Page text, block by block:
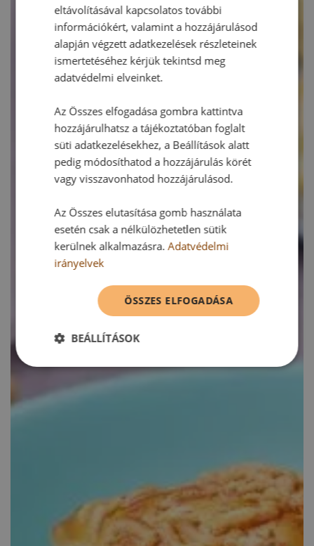
eltávolításával kapcsolatos további
információkért, valamint a hozzájárulásod
alapján végzett adatkezelések részleteinek
ismertetéséhez kérjük tekintsd meg
adatvédelmi elveinket.
Az Összes elfogadása gombra kattintva
hozzájárulhatsz a tájékoztatóban foglalt
süti adatkezelésekhez, a Beállítások alatt
pedig módosíthatod a hozzájárulás körét
vagy visszavonhatod hozzájárulásod.
Az Összes elutasítása gomb használata
esetén csak a nélkülözhetetlen sütik
kerülnek alkalmazásra.Adatvédelmi
irányelvek
ÖSSZES ELFOGADÁSA
BEÁLLÍTÁSOK